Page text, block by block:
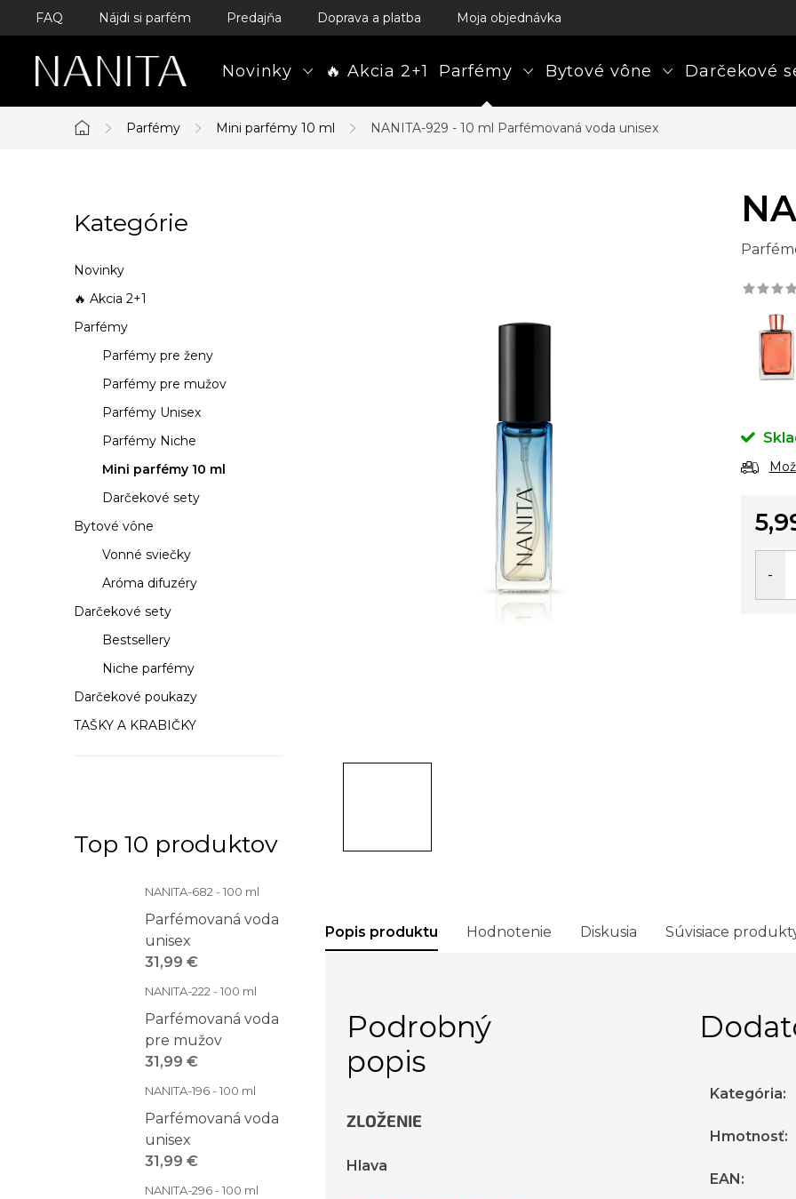
Prejsť
obsah
FAQ Nájdi si parfém Predajňa Doprava a platba Moja objednávka
Novinky 🔥 Akcia 2+1 Parfémy Bytové vône Darčekové
Domov
Parfémy Mini parfémy 10 ml NANITA-929 - 10 ml Parfémovaná voda unisex
o
č
n
ý
l
Preskočiť
kategórie
Kategórie
Novinky
🔥 Akcia 2+1
Parfémy
Parfémy pre ženy
Parfémy pre mužov
Parfémy Unisex
Parfémy Niche
Mini parfémy 10 ml
Darčekové sety
Bytové vône
Vonné sviečky
Aróma difuzéry
Darčekové sety
Bestsellery
Niche parfémy
Darčekové poukazy
TAŠKY A KRABIČKY
Top 10 produktov
NANITA-682 - 100 ml
Parfémovaná voda
unisex
31,99 €
NANITA-222 - 100 ml
Parfémovaná voda
pre mužov
31,99 €
NANITA-196 - 100 ml
Parfémovaná voda
unisex
31,99 €
NANITA-296 - 100 ml
Popis produktu Hodnotenie Diskusia Súvisiace
Podrobný
popis
ZLOŽENIE
Hlava
Kategória:
Hmotnosť:
EAN :